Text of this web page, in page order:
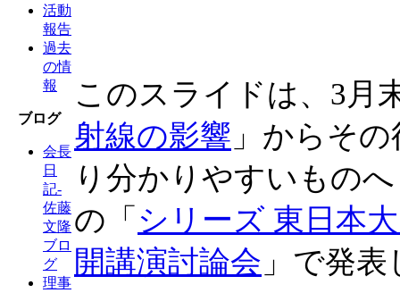
活動
報告
過去
の情
報
ブログ
会長
日
記-
佐藤
文隆
ブロ
グ
理事
このスライドは、3月
射線の影響 」からそ
り分かりやすいもの
の「 シリーズ 東日本
開講演討論会 」で発